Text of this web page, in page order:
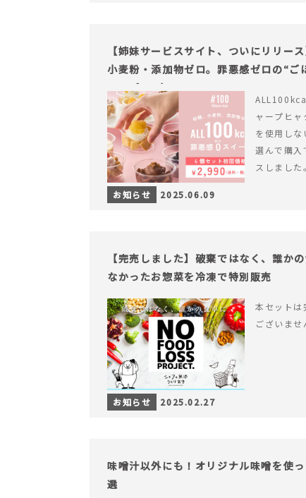
【姉妹サービスサイト、ついにリリー
小麦粉・添加物ゼロ。罪悪感ゼロの“
ャープ100）』
ャープヒ
を使用し
選んで購入
スしました
お知らせ 2025.06.09
【完売しました】破棄ではなく、誰か
なかったお惣菜を冷凍で特別販売
本セットは
ございませ
お知らせ 2025.02.27
味噌汁以外にも！オリジナル味噌を使
選